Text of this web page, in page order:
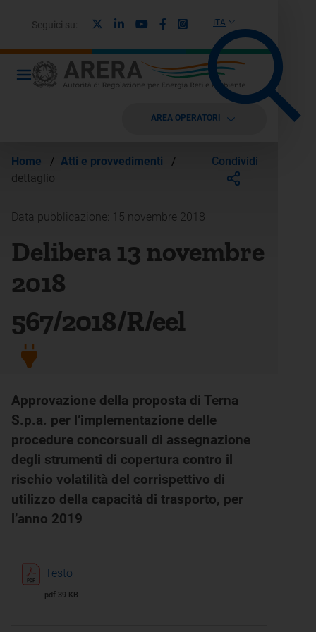
ITA
Seguici su: LinkedinYoutubeFacebook
Instagram
AREA OPERATORI
Home / Atti e provvedimenti
/
dettaglio
Condividi
Data pubblicazione: 15 novembre 2018
Delibera 13 novembre
2018
567/2018/R/eel
Approvazione della proposta di Terna
S.p.a. per l’implementazione delle
procedure concorsuali di assegnazione
degli strumenti di copertura contro il
rischio volatilità del corrispettivo di
utilizzo della capacità di trasporto, per
l’anno 2019
Testo
pdf 39 KB